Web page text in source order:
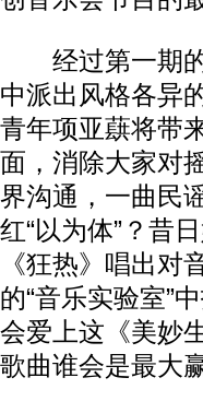
经过第一期的“
中派出风格各异
青年项亚蕻将带
面，消除大家对
界沟通，一曲民
红“以为体”？昔
《狂热》唱出对
的“音乐实验室”
会爱上这《美妙
歌曲谁会是最大